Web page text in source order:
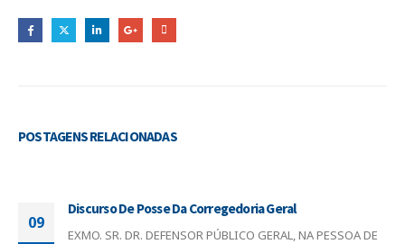
POSTAGENSRELACIONADAS
09
Discurso De Posse Da Corregedoria Geral
EXMO. SR. DR. DEFENSOR PÚBLICO GERAL, NA PESSOA DE